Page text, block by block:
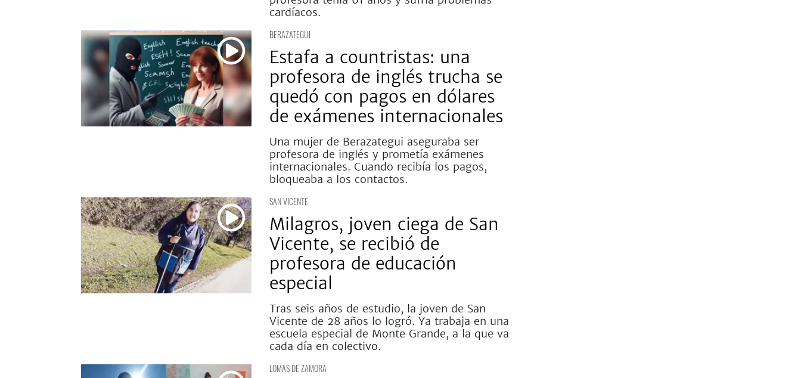
cardíacos.
BERAZATEGUI
Estafa a countristas: una
profesora de inglés trucha se
quedó con pagos en dólares
de exámenes internacionales
Una mujer de Berazategui aseguraba ser
profesora de inglés y prometía exámenes
internacionales. Cuando recibía los pagos,
bloqueaba a los contactos.
SAN VICENTE
Milagros, joven ciega de San
Vicente, se recibió de
profesora de educación
especial
Tras seis años de estudio, la joven de San
Vicente de 28 años lo logró. Ya trabaja en una
escuela especial de Monte Grande, a la que va
cada día en colectivo.
LOMAS DE ZAMORA